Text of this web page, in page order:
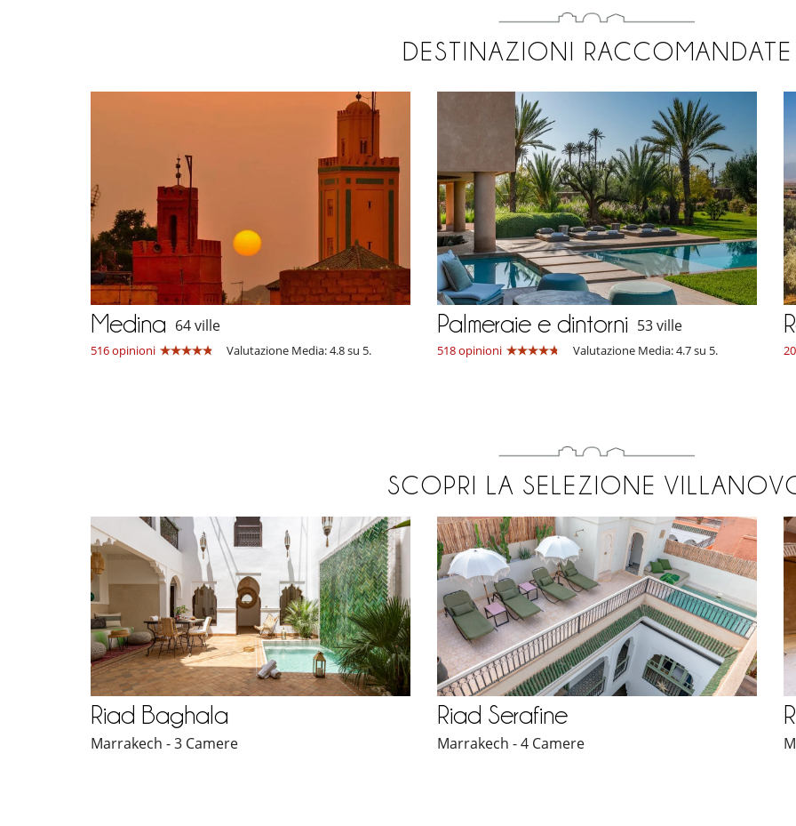
DESTINAZIONI RACCOMANDATE
Medina 64 ville
516 opinioni Valutazione Media: 4.8 su 5.
Palmeraie e dintorni 53 ville
518 opinioni Valutazione Media: 4.7 su 5.
SCOPRI LA SELEZIONE
Riad Baghala
Marrakech - 3 Camere
Riad Serafine
Marrakech - 4 Camere